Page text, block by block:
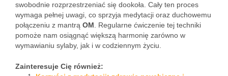
swobodnie rozprzestrzeniać się dookoła. Cały ten proces
wymaga pełnej uwagi, co sprzyja medytacji oraz duchowemu
połączeniu z mantrą OM . Regularne ćwiczenie tej techniki
pomoże nam osiągnąć większą harmonię zarówno w
wymawianiu sylaby, jak i w codziennym życiu.
Zainteresuje Cię również: